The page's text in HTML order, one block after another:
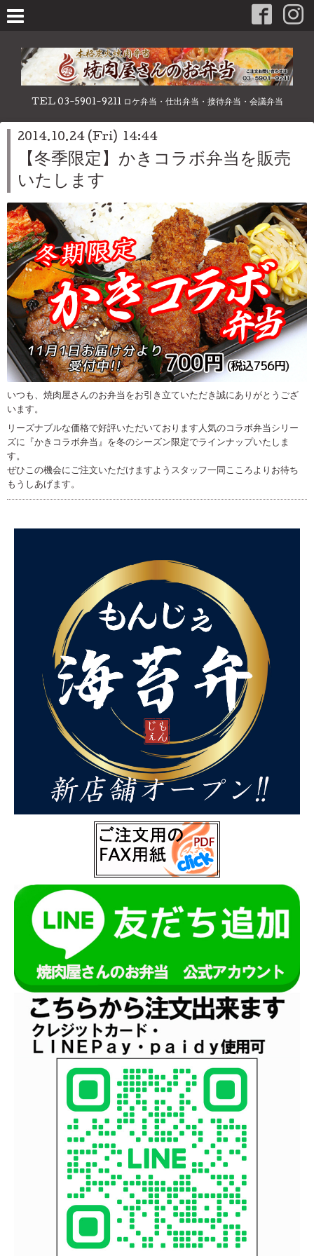
TEL 03-5901-9211 ロケ弁当・仕出弁当・接待弁当・会議弁当
2014.10.24 (Fri) 14:44
【冬季限定】かきコラボ弁当を販売
いたします
いつも、焼肉屋さんのお弁当をお引き立ていただき誠にありがとうござ
います。
リーズナブルな価格で好評いただいております人気のコラボ弁当シリー
ズに『かきコラボ弁当』を冬のシーズン限定でラインナップいたしま
す。
ぜひこの機会にご注文いただけますようスタッフ一同こころよりお待ち
もうしあげます。